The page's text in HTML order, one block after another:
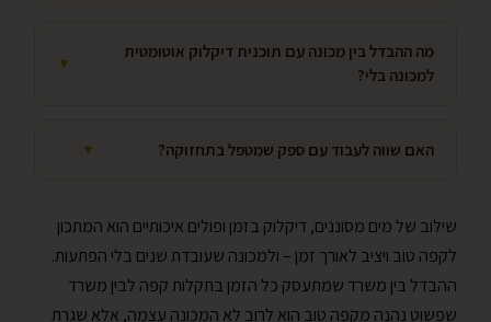
מה ההבדל בין מכונה עם תוכנית דיקלוק אוטומטית
למכונה בלי?
▼
האם שווה לעבוד עם ספק שמטפל בתחזוקה? ▼
שילוב של מים מסוננים, דיקלוק בזמן ופולים איכותיים הוא המתכון
לקפה טוב ויציב לאורך זמן – ולמכונה שעובדת שנים בלי הפתעות.
ההבדל בין משרד שמתעסק כל הזמן בתקלות קפה לבין משרד
שפשוט נהנה מקפה טוב הוא לרוב לא המכונה עצמה, אלא שגרת